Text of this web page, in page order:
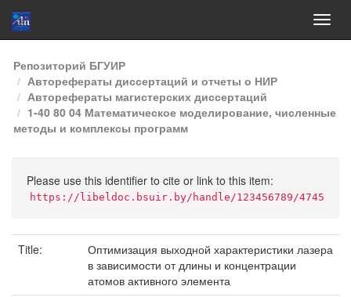
Skip
navigation
Репозиторий БГУИР
Авторефераты диссертаций и отчеты о НИР
Авторефераты магистерских диссертаций
1-40 80 04 Математическое моделирование, численные
методы и комплексы программ
Please use this identifier to cite or link to this item:
https://libeldoc.bsuir.by/handle/123456789/4745
Title:
Оптимизация выходной характеристики лазера
в зависимости от длины и концентрации
атомов активного элемента